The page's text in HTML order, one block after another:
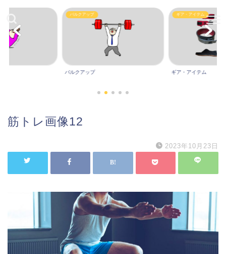
バルクアップ
バルクアップ
ギア・アイテム
ギア・アイテム
筋トレ画像12
2023年10月23日